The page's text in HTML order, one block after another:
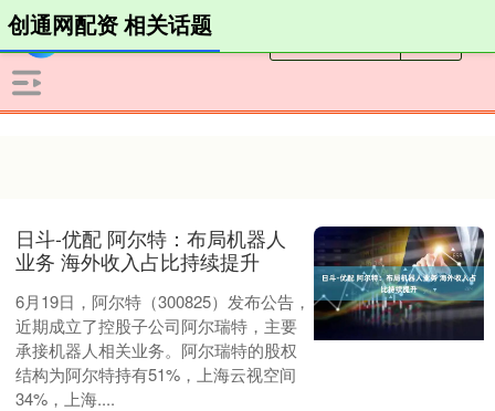
创通网配资 相关话题
日斗-优配 阿尔特：布局机器人
业务 海外收入占比持续提升
6月19日，阿尔特（300825）发布公告，
近期成立了控股子公司阿尔瑞特，主要
承接机器人相关业务。阿尔瑞特的股权
结构为阿尔特持有51%，上海云视空间
34%，上海....